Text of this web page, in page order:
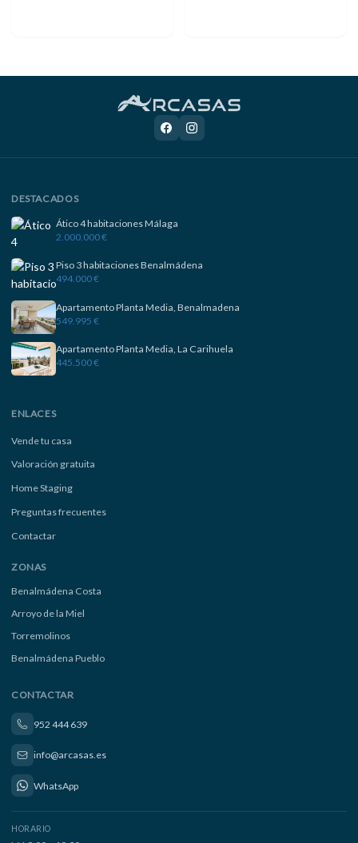
DESTACADOS
Ático 4 habitaciones Málaga
2.000.000 €
Piso 3 habitaciones Benalmádena
494.000 €
Apartamento Planta Media, Benalmadena
549.995 €
Apartamento Planta Media, La Carihuela
445.500 €
ENLACES
Vende tu casa
Valoración gratuita
Home Staging
Preguntas frecuentes
Contactar
ZONAS
Benalmádena Costa
Arroyo de la Miel
Torremolinos
Benalmádena Pueblo
CONTACTAR
952 444 639
info@arcasas.es
WhatsApp
HORARIO